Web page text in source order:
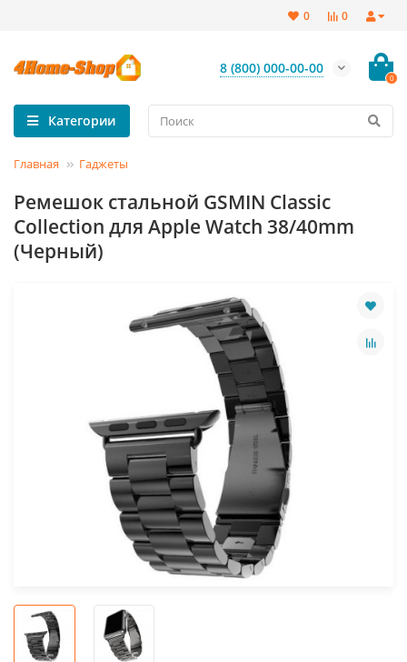
0
0
8 (800) 000-00-00
0
Категории
Главная Гаджеты
Ремешок стальной GSMIN Classic
Collection для Apple Watch 38/40mm
(Черный)